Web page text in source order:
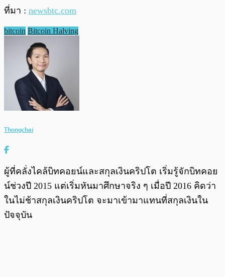
ที่มา : newsbtc.com
bitcoin Bitcoin Halving
Thongchai
ผู้ที่คลั่งไคล้บิทคอยน์และสกุลเงินคริปโต เริ่มรู้จักบิทคอย
น์ช่วงปี 2015 แต่เริ่มหันมาศึกษาจริง ๆ เมื่อปี 2016 คิดว่า
ในไม่ช้าสกุลเงินคริปโต จะมาเข้ามาแทนที่สกุลเงินใน
ปัจจุบัน